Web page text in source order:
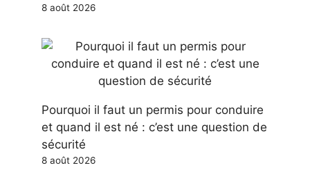
8 août 2026
Pourquoi il faut un permis pour conduire
et quand il est né : c’est une question de
sécurité
8 août 2026